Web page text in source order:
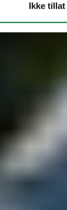
Ikke tillat